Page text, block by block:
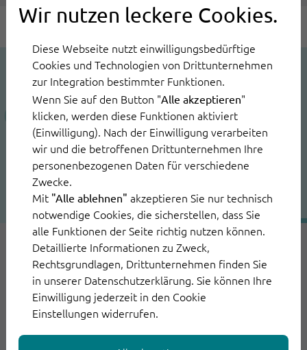
Wir nutzen leckere Cookies.
Diese Webseite nutzt einwilligungsbedürftige
Cookies und Technologien von Drittunternehmen
zur Integration bestimmter Funktionen.
Wenn Sie auf den Button "Alle akzeptieren"
klicken, werden diese Funktionen aktiviert
(Einwilligung). Nach der Einwilligung verarbeiten
wir und die betroffenen Drittunternehmen Ihre
personenbezogenen Daten für verschiedene
Zwecke.
Mit "Alle ablehnen" akzeptieren Sie nur technisch
notwendige Cookies, die sicherstellen, dass Sie
alle Funktionen der Seite richtig nutzen können.
Detaillierte Informationen zu Zweck,
Rechtsgrundlagen, Drittunternehmen finden Sie
in unserer Datenschutzerklärung. Sie können Ihre
Einwilligung jederzeit in den Cookie
Einstellungen widerrufen.
2. Mai 2022
Conversational Commerce: Mit
Chatbots Service in Echtzeit